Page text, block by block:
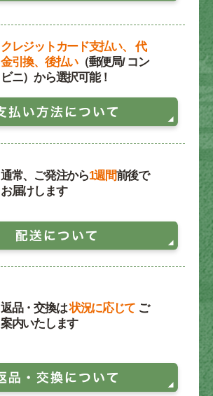
クレジットカード支払い、 代
金引換、後払い（郵便局/ コン
ビニ）から選択可能！
通常、ご発注から1週間前後で
お届けします
返品・交換は状況に応じて ご
案内いたします